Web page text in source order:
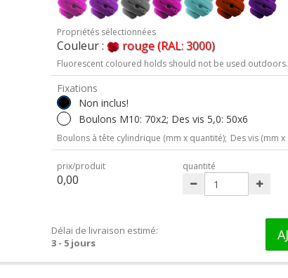
Propriétés sélectionnées
Couleur : rouge (RAL: 3000)
Fluorescent coloured holds should not be used outdoors.
Fixations
Non inclus!
Boulons M10: 70x2; Des vis 5,0: 50x6
Boulons à tête cylindrique (mm x quantité); Des vis (mm
prix/produit
0,00
quantité
Délai de livraison estimé:
3 - 5 jours